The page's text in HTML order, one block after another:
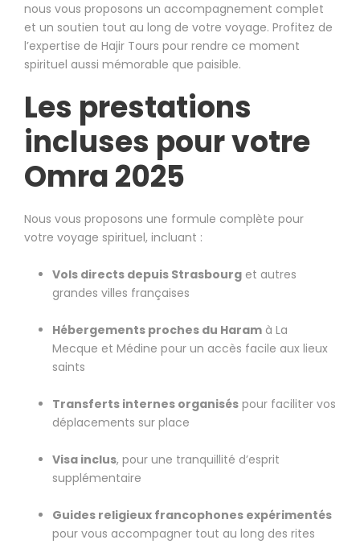
nous vous proposons un accompagnement complet
et un soutien tout au long de votre voyage. Profitez de
l’expertise de Hajir Tours pour rendre ce moment
spirituel aussi mémorable que paisible.
Les prestations
incluses pour votre
Omra 2025
Nous vous proposons une formule complète pour
votre voyage spirituel, incluant :
Vols directs depuis Strasbourg et autres
grandes villes françaises
Hébergements proches du Haram à La
Mecque et Médine pour un accès facile aux lieux
saints
Transferts internes organisés pour faciliter vos
déplacements sur place
Visa inclus, pour une tranquillité d’esprit
supplémentaire
Guides religieux francophones expérimentés
pour vous accompagner tout au long des rites